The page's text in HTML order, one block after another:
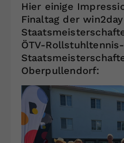
Hier einige
Finaltag der
ÖTV-Rollstuhltennis-
Oberpullendorf: